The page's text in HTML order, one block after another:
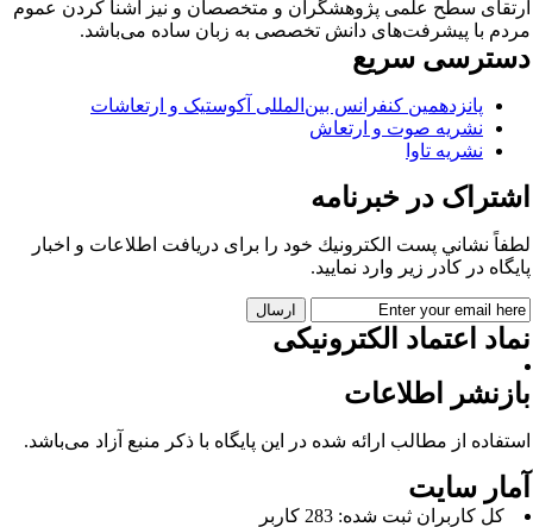
سطح علمی پژوهشگران و متخصصان و نیز آشنا کردن عموم
با پیشرفت‌های دانش تخصصی به زبان ساده می‌باشد.
سریع
پانزدهمین کنفرانس بین‌المللی آکوستیک و ارتعاشات
نشریه صوت و ارتعاش
نشریه تاوا
در خبرنامه
نشاني پست الكترونيك خود را برای دريافت اطلاعات و اخبار
در كادر زير وارد نمایید.
اعتماد الکترونیکی
اطلاعات
از مطالب ارائه شده در این پایگاه با ذکر منبع آزاد می‌باشد.
سایت
كل کاربران ثبت شده: 283 کاربر